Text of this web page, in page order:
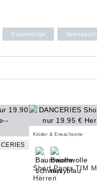
Ganzanzüge
Kinder & Erwachsene
Short Pants TIM
Herren